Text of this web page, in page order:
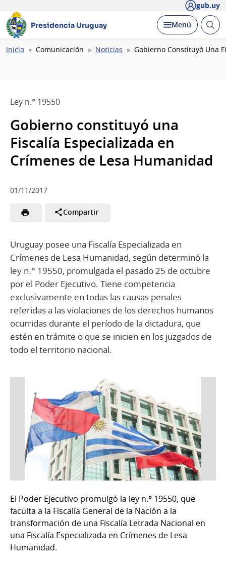
gub.uy
Presidencia Uruguay Desplegar
Menú Abrir
Ruta
Inicio Comunicación Noticias Gobierno Constituyó Una
Ley n.° 19550
Gobierno constituyó una
Fiscalía Especializada en
Crímenes de Lesa Humanidad
01/11/2017
Compartir
Uruguay posee una Fiscalía Especializada en
Crímenes de Lesa Humanidad, según determinó la
ley n.° 19550, promulgada el pasado 25 de octubre
por el Poder Ejecutivo. Tiene competencia
exclusivamente en todas las causas penales
referidas a las violaciones de los derechos humanos
ocurridas durante el período de la dictadura, que
estén en trámite o que se inicien en los juzgados de
todo el territorio nacional.
El Poder Ejecutivo promulgó la ley n.º 19550, que
faculta a la Fiscalía General de la Nación a la
transformación de una Fiscalía Letrada Nacional en
una Fiscalía Especializada en Crímenes de Lesa
Humanidad.